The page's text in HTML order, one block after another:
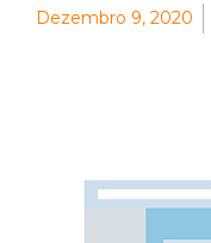
Dezembro 9, 2020